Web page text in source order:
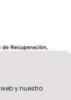
y nuestro